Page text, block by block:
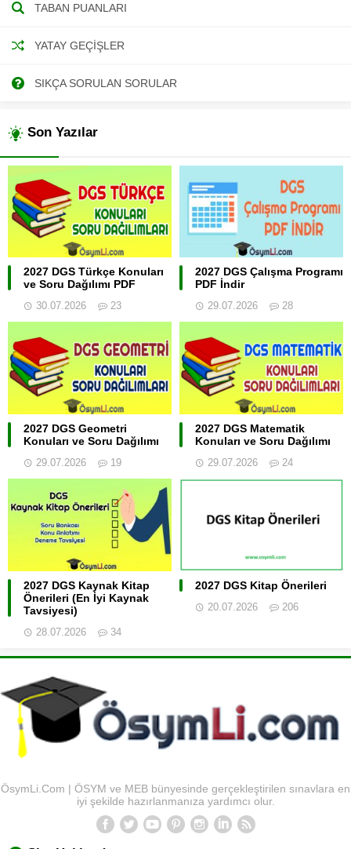
TABAN PUANLARI
YATAY GEÇIŞLER
SIKÇA SORULAN SORULAR
Son Yazılar
2027 DGS Türkçe Konuları
ve Soru Dağılımı PDF
30.07.2026 23
2027 DGS Çalışma Programı
PDF İndir
29.07.2026 28
2027 DGS Geometri
Konuları ve Soru Dağılımı
29.07.2026 19
2027 DGS Matematik
Konuları ve Soru Dağılımı
29.07.2026 24
2027 DGS Kaynak Kitap
Önerileri (En İyi Kaynak
Tavsiyesi)
28.07.2026 34
2027 DGS Kitap Önerileri
20.07.2026 206
ÖsymLi.Com | ÖSYM ve MEB bünyesinde gerçekleştirilen sınavlara en
iyi şekilde hazırlanmanıza yardımcı olur.